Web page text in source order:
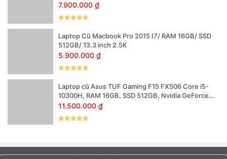
7.900.000 ₫
sao
Laptop Cũ Macbook Pro 2015 I7/ RAM 16GB/ SSD
512GB/ 13.3 inch 2.5K
5.900.000 ₫
sao
Laptop cũ Asus TUF Gaming F15 FX506 Core i5-
10300H, RAM 16GB, SSD 512GB, Nvidia GeForce
GTX 1650 4GB, 15.6 inch Full HD 144Hz
11.500.000 ₫